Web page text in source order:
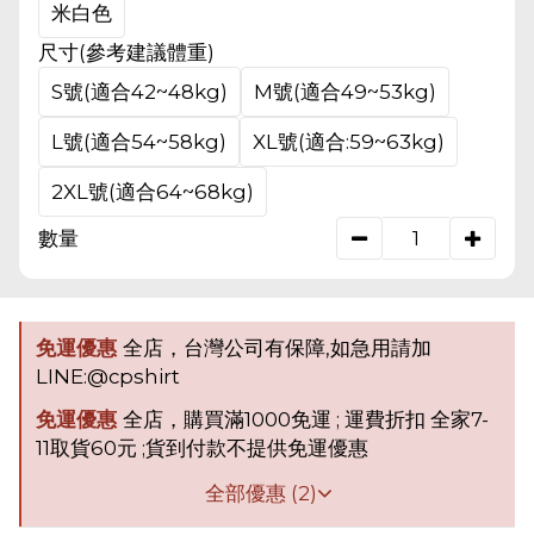
米白色
尺寸(參考建議體重)
S號(適合42~48kg)
M號(適合49~53kg)
L號(適合54~58kg) XL號(適合:59~63kg)
2XL號(適合64~68kg)
數量
免運優惠 全店，台灣公司有保障,如急用請加
LINE:@cpshirt
免運優惠 全店，購買滿1000免運 ; 運費折扣 全家7-
11取貨60元 ;貨到付款不提供免運優惠
全部優惠 (2)